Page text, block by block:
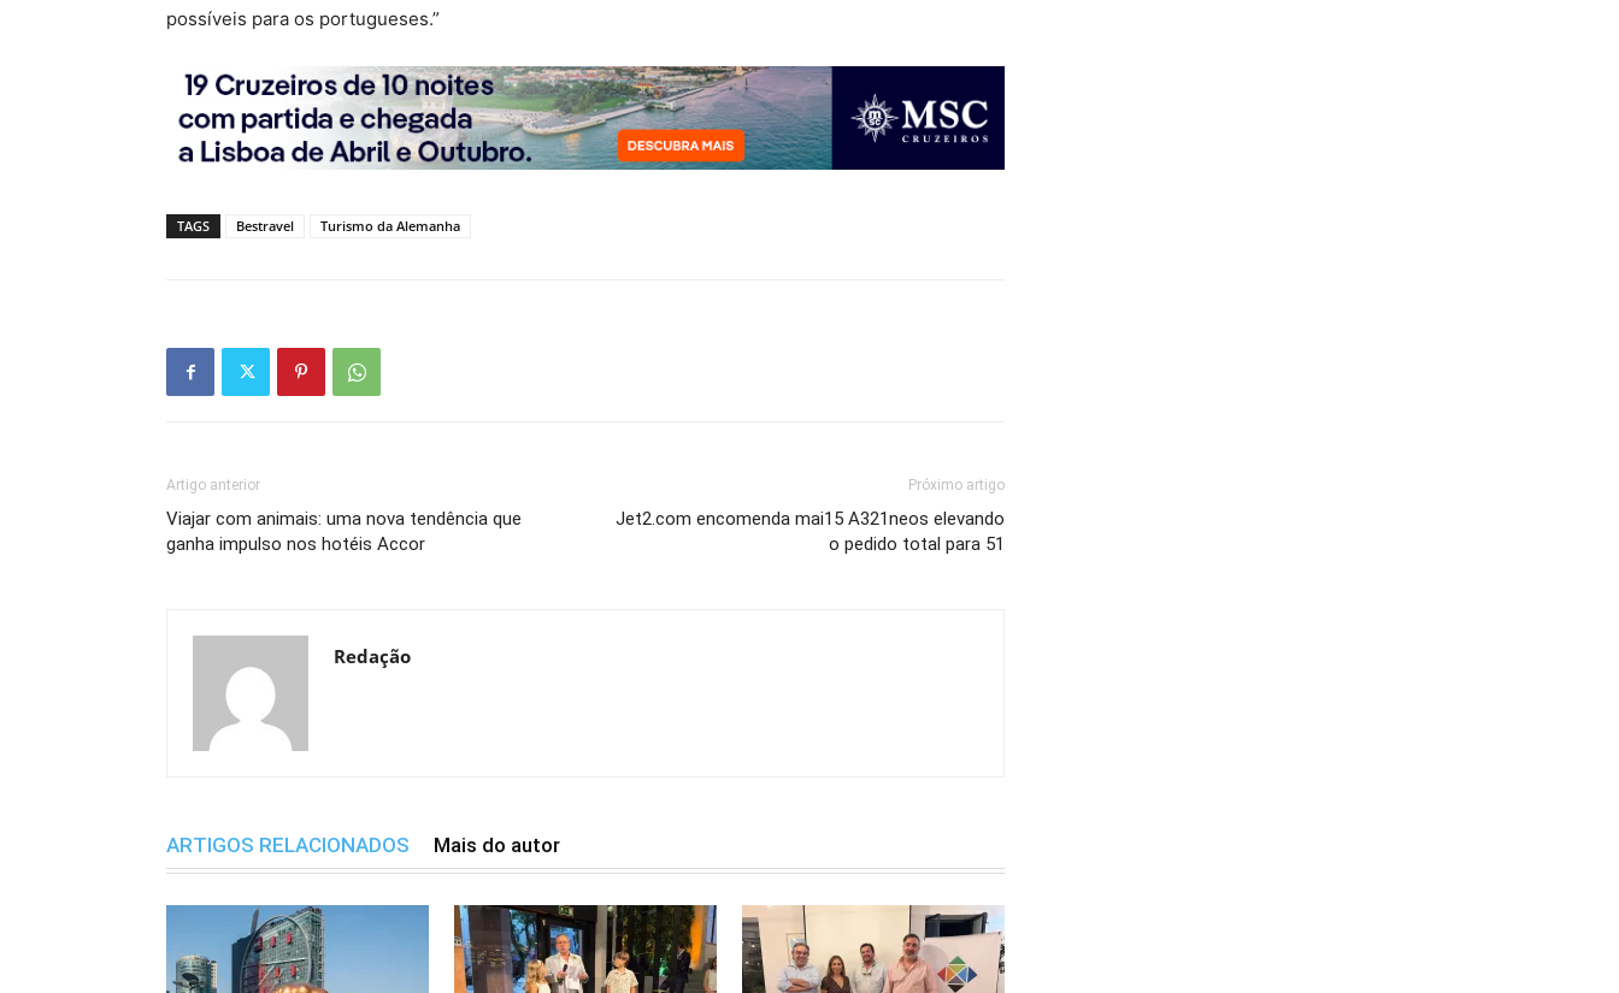
possíveis para os portugueses.”
TAGS Bestravel Turismo da Alemanha
Artigo anterior
Viajar com animais: uma nova tendência que
ganha impulso nos hotéis Accor
Próximo artigo
Jet2.com encomenda mai15 A321neos elevando
o pedido total para 51
Redação
ARTIGOS RELACIONADOS Mais do autor